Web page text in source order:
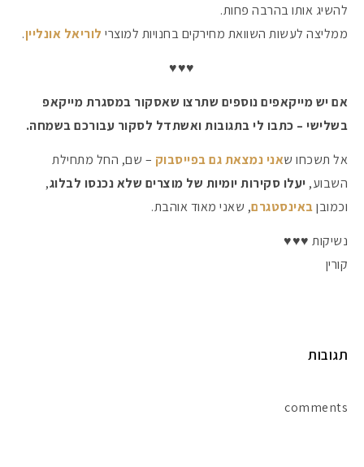
להשיג אותו בהרבה פחות.
ממליצה לעשות השוואת מחירקים בחנויות למוצרי לוריאל אונליין.
♥♥♥
אם יש מייקאפים נוספים שתרצו שאסקור במסגרת מייקאפ
בשלישי – כתבו לי בתגובות ואשתדל לסקור עבורכם בשמחה.
אל תשכחו שאני נמצאת גם בפייסבוק – שם, החל מתחילת
השבוע, יעלו סקירות יומיות של מוצרים שלא נכנסו לבלוג,
וכמובןבאינסטגרם, שאני מאוד אוהבת.
נשיקות ♥♥♥
קורין
תגובות
comments